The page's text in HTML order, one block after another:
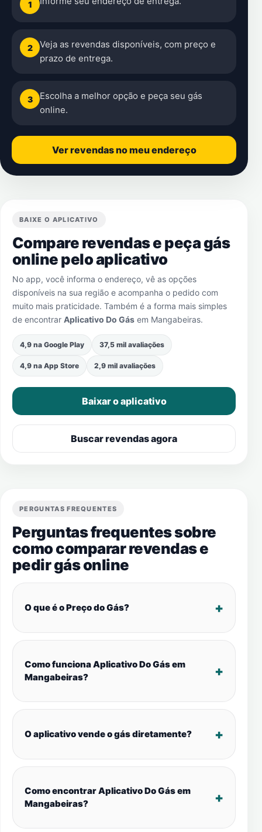
1
2
Veja as revendas disponíveis, com preço e
prazo de entrega.
3
Escolha a melhor opção e peça seu gás
online.
Ver revendas no meu endereço
BAIXE O APLICATIVO
Compare revendas e peça gás
online pelo aplicativo
No app, você informa o endereço, vê as opções
disponíveis na sua região e acompanha o pedido com
muito mais praticidade. Também é a forma mais simples
de encontrar Aplicativo Do Gás em Mangabeiras.
4,9 na Google Play 37,5 mil avaliações
4,9 na App Store 2,9 mil avaliações
Baixar o aplicativo
Buscar revendas agora
PERGUNTAS FREQUENTES
Perguntas frequentes sobre
como comparar revendas e
pedir gás online
O que é o Preço do Gás?
Como funciona Aplicativo Do Gás em
Mangabeiras?
O aplicativo vende o gás diretamente?
Como encontrar Aplicativo Do Gás em
Mangabeiras?